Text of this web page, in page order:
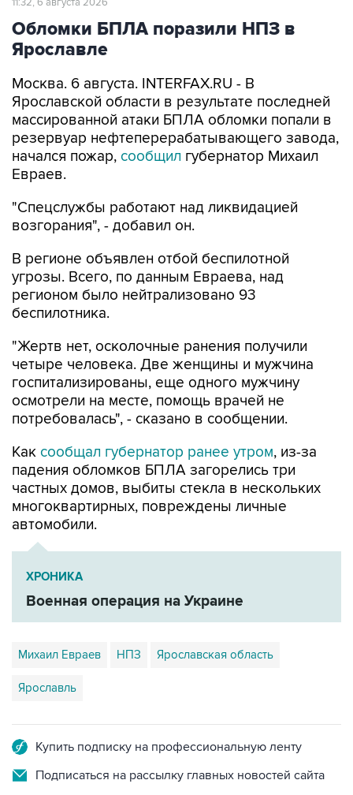
Обломки БПЛА поразили НПЗ в
Ярославле
Москва. 6 августа. INTERFAX.RU - В
Ярославской области в результате последней
массированной атаки БПЛА обломки попали в
резервуар нефтеперерабатывающего завода,
начался пожар, сообщил губернатор Михаил
Евраев.
"Спецслужбы работают над ликвидацией
возгорания", - добавил он.
В регионе объявлен отбой беспилотной
угрозы. Всего, по данным Евраева, над
регионом было нейтрализовано 93
беспилотника.
"Жертв нет, осколочные ранения получили
четыре человека. Две женщины и мужчина
госпитализированы, еще одного мужчину
осмотрели на месте, помощь врачей не
потребовалась", - сказано в сообщении.
Как сообщал губернатор ранее утром, из-за
падения обломков БПЛА загорелись три
частных домов, выбиты стекла в нескольких
многоквартирных, повреждены личные
автомобили.
ХРОНИКА
Военная операция на Украине
Михаил Евраев НПЗ Ярославская область
Ярославль
Купить подписку на профессиональную ленту
Подписаться на рассылку главных новостей сайта